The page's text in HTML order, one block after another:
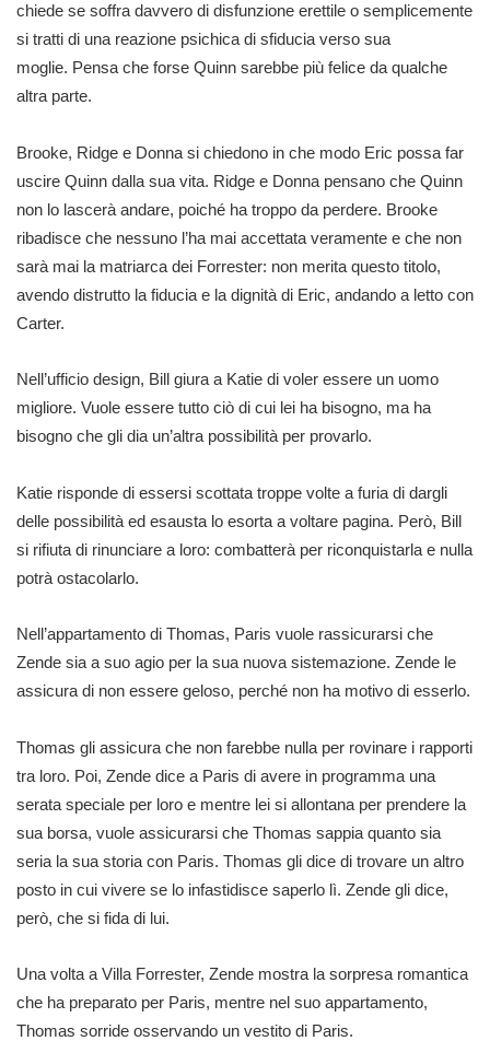
chiede se soffra davvero di disfunzione erettile o semplicemente
si tratti di una reazione psichica di sfiducia verso sua
moglie. Pensa che forse Quinn sarebbe più felice da qualche
altra parte.
Brooke, Ridge e Donna si chiedono in che modo Eric possa far
uscire Quinn dalla sua vita. Ridge e Donna pensano che Quinn
non lo lascerà andare, poiché ha troppo da perdere. Brooke
ribadisce che nessuno l’ha mai accettata veramente e che non
sarà mai la matriarca dei Forrester: non merita questo titolo,
avendo distrutto la fiducia e la dignità di Eric, andando a letto con
Carter.
Nell’ufficio design, Bill giura a Katie di voler essere un uomo
migliore. Vuole essere tutto ciò di cui lei ha bisogno, ma ha
bisogno che gli dia un’altra possibilità per provarlo.
Katie risponde di essersi scottata troppe volte a furia di dargli
delle possibilità ed esausta lo esorta a voltare pagina. Però, Bill
si rifiuta di rinunciare a loro: combatterà per riconquistarla e nulla
potrà ostacolarlo.
Nell’appartamento di Thomas, Paris vuole rassicurarsi che
Zende sia a suo agio per la sua nuova sistemazione. Zende le
assicura di non essere geloso, perché non ha motivo di esserlo.
Thomas gli assicura che non farebbe nulla per rovinare i rapporti
tra loro. Poi, Zende dice a Paris di avere in programma una
serata speciale per loro e mentre lei si allontana per prendere la
sua borsa, vuole assicurarsi che Thomas sappia quanto sia
seria la sua storia con Paris. Thomas gli dice di trovare un altro
posto in cui vivere se lo infastidisce saperlo lì. Zende gli dice,
però, che si fida di lui.
Una volta a Villa Forrester, Zende mostra la sorpresa romantica
che ha preparato per Paris, mentre nel suo appartamento,
Thomas sorride osservando un vestito di Paris.